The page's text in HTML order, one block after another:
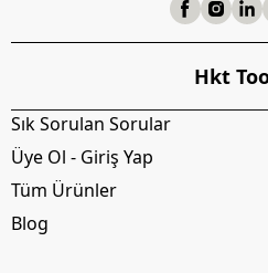
Hkt
Sık Sorulan Sorular
Üye Ol - Giriş Yap
Tüm Ürünler
Blog